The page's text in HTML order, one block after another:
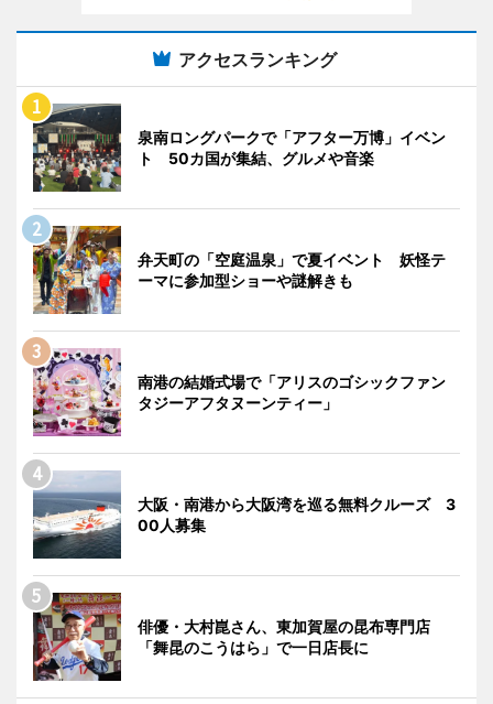
アクセスランキング
泉南ロングパークで「アフター万博」イベン
ト 50カ国が集結、グルメや音楽
弁天町の「空庭温泉」で夏イベント 妖怪テ
ーマに参加型ショーや謎解きも
南港の結婚式場で「アリスのゴシックファン
タジーアフタヌーンティー」
大阪・南港から大阪湾を巡る無料クルーズ 3
00人募集
俳優・大村崑さん、東加賀屋の昆布専門店
「舞昆のこうはら」で一日店長に